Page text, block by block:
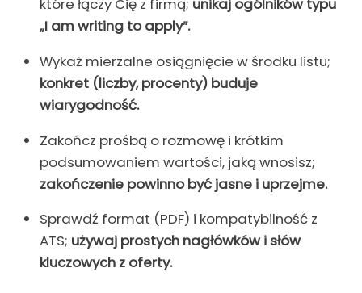
które łączy Cię z firmą; unikaj ogólników typu
„I am writing to apply”.
Wykaż mierzalne osiągnięcie w środku listu;
konkret (liczby, procenty) buduje
wiarygodność.
Zakończ prośbą o rozmowę i krótkim
podsumowaniem wartości, jaką wnosisz;
zakończenie powinno być jasne i uprzejme.
Sprawdź format (PDF) i kompatybilność z
ATS; używaj prostych nagłówków i słów
kluczowych z oferty.